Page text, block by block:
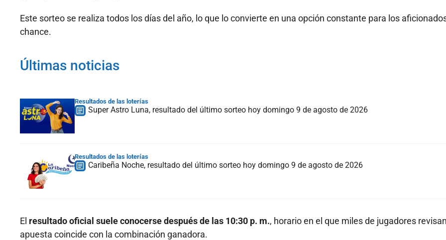
Este sorteo se realiza todos los días del año, lo que lo convierte en una opción constante para los
chance.
Últimas noticias
Resultados de las loterías
Super Astro Luna, resultado del último sorteo hoy domingo 9 de agosto de 2026
Resultados de las loterías
Caribeña Noche, resultado del último sorteo hoy domingo 9 de agosto de 2026
El resultado oficial suele conocerse después de las 10:30 p. m., horario en el que miles de jugadores
apuesta coincide con la combinación ganadora.